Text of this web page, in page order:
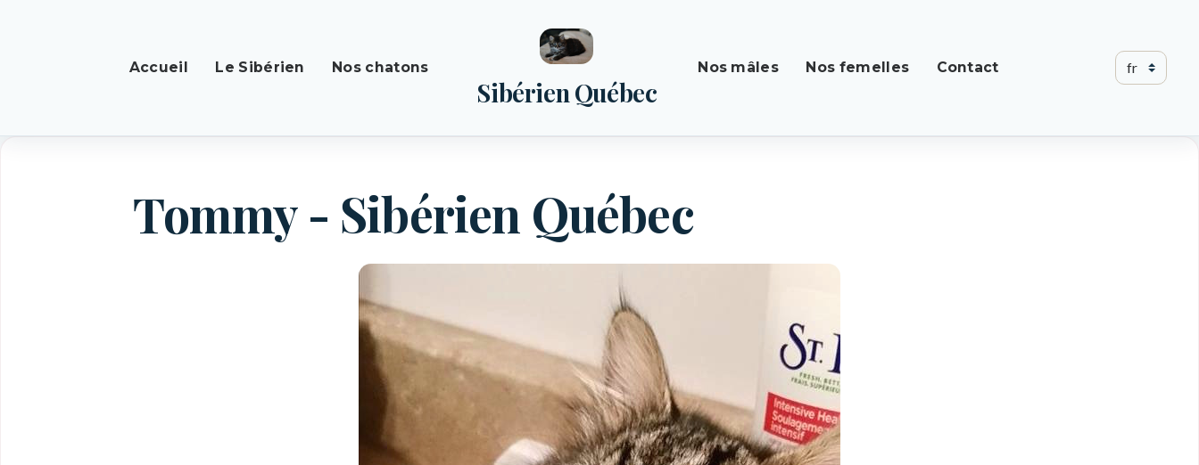
Accueil Le Sibérien Nos chatons
Sibérien Québec
Nos mâles Nos femelles Contact
Tommy - Sibérien Québec